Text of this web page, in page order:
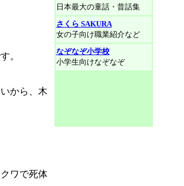
。
から、木
ワで死体
日本最大の童話・昔話集
さくら SAKURA
女の子向け職業紹介など
なぞなぞ小学校
小学生向けなぞなぞ